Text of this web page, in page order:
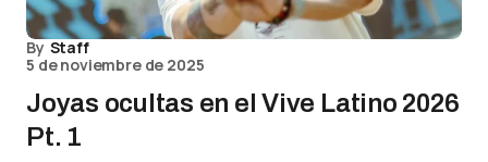
By Staff
5 de noviembre de 2025
Joyas ocultas en el Vive Latino 2026
Pt. 1